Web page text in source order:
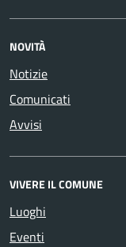
NOVITÀ
Notizie
Comunicati
Avvisi
VIVERE IL COMUNE
Luoghi
Eventi